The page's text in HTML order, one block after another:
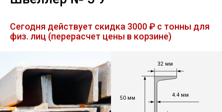
Уголок
Балка
Сегодня действует скидка 3000 ₽ с тонны для
физ. лиц (перерасчет цены в корзине)
32 мм
50 мм 4.4 мм